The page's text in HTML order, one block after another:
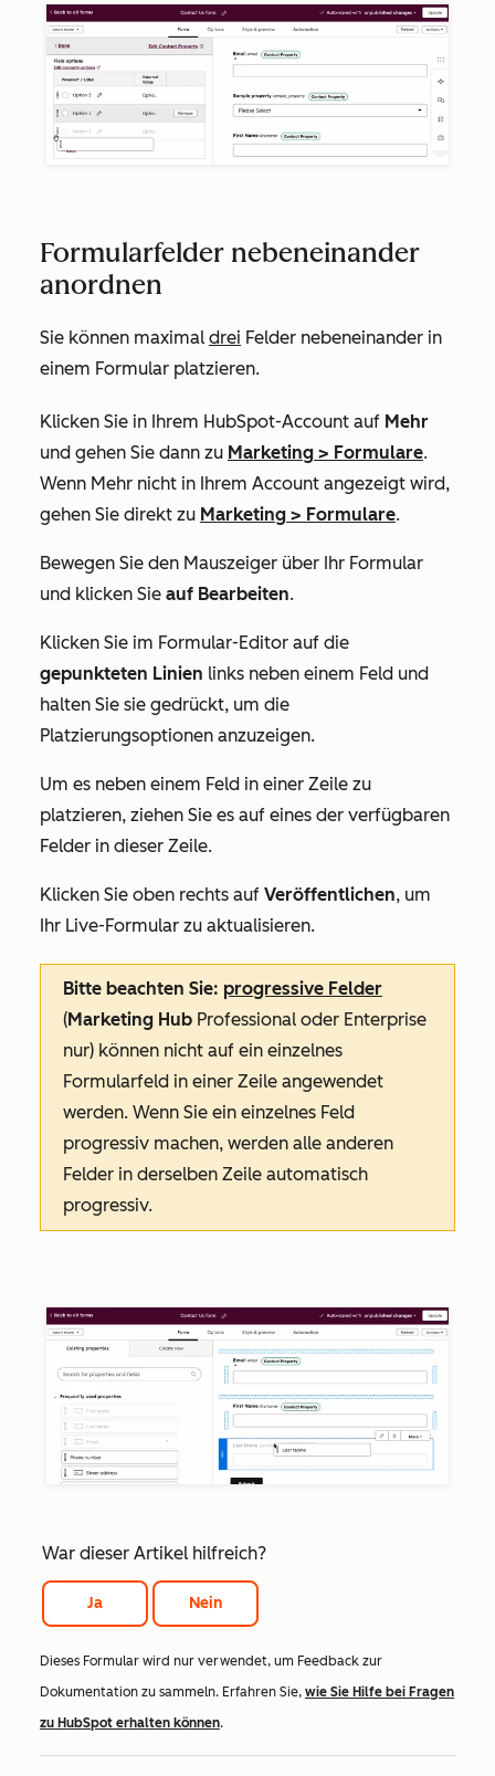
Formularfelder nebeneinander
anordnen
Sie können maximal drei Felder nebeneinander in
einem Formular platzieren.
Klicken Sie in Ihrem HubSpot-Account auf Mehr
und gehen Sie dann zu Marketing > Formulare.
Wenn Mehr nicht in Ihrem Account angezeigt wird,
gehen Sie direkt zu Marketing > Formulare.
Bewegen Sie den Mauszeiger über Ihr Formular
und klicken Sie auf Bearbeiten.
Klicken Sie im Formular-Editor auf die
gepunkteten Linien links neben einem Feld und
halten Sie sie gedrückt, um die
Platzierungsoptionen anzuzeigen.
Um es neben einem Feld in einer Zeile zu
platzieren, ziehen Sie es auf eines der verfügbaren
Felder in dieser Zeile.
Klicken Sie oben rechts auf Veröffentlichen, um
Ihr Live-Formular zu aktualisieren.
Bitte beachten Sie: progressive Felder
(Marketing Hub Professional oder Enterprise
nur) können nicht auf ein einzelnes
Formularfeld in einer Zeile angewendet
werden. Wenn Sie ein einzelnes Feld
progressiv machen, werden alle anderen
Felder in derselben Zeile automatisch
progressiv.
War dieser Artikel hilfreich?
Ja Nein
Dieses Formular wird nur verwendet, um Feedback zur
Dokumentation zu sammeln. Erfahren Sie, wie Sie Hilfe bei Fragen
zu HubSpot erhalten können.